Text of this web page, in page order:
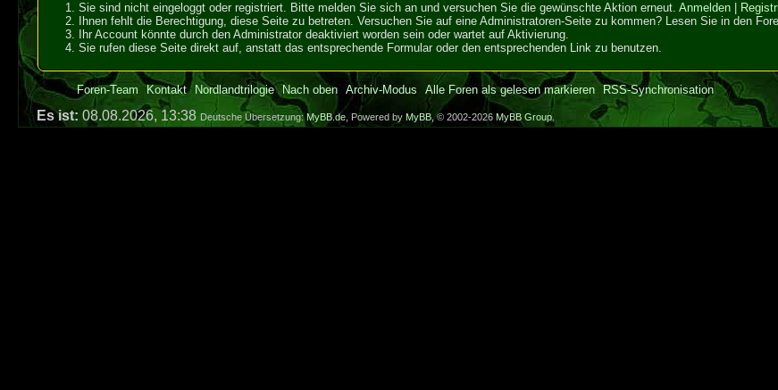
Sie sind nicht eingeloggt oder registriert. Bitte melden Sie sich an und versuchen Sie die gewünschte Aktion erneut. Anmelden|
Ihnen fehlt die Berechtigung, diese Seite zu betreten. Versuchen Sie auf eine Administratoren-Seite zu kommen? Lesen Sie in den
Ihr Account könnte durch den Administrator deaktiviert worden sein oder wartet auf Aktivierung.
Sie rufen diese Seite direkt auf, anstatt das entsprechende Formular oder den entsprechenden Link zu benutzen.
Foren-Team Kontakt Nordlandtrilogie Nach oben Archiv-Modus Alle Foren als gelesen markieren RSS-Synchronisation
Es ist: 08.08.2026, 13:38 Deutsche Übersetzung:MyBB.de , Powered by MyBB , © 2002-2026 MyBB Group.